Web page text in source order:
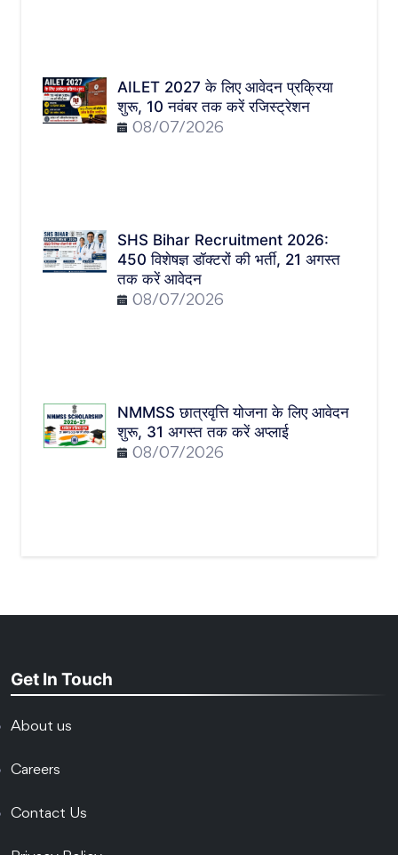
AILET 2027 के लिए आवेदन प्रक्रिया
शुरू, 10 नवंबर तक करें रजिस्ट्रेशन
08/07/2026
SHS Bihar Recruitment 2026:
450 विशेषज्ञ डॉक्टरों की भर्ती, 21 अगस्त
तक करें आवेदन
08/07/2026
NMMSS छात्रवृत्ति योजना के लिए आवेदन
शुरू, 31 अगस्त तक करें अप्लाई
08/07/2026
Get In Touch
About us
Careers
Contact Us